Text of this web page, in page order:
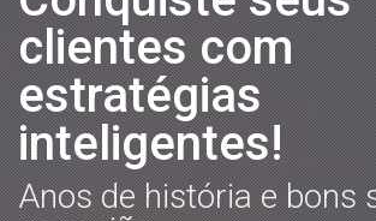
definidos pela
liderança!
Estamos construindo
toda a diferença para